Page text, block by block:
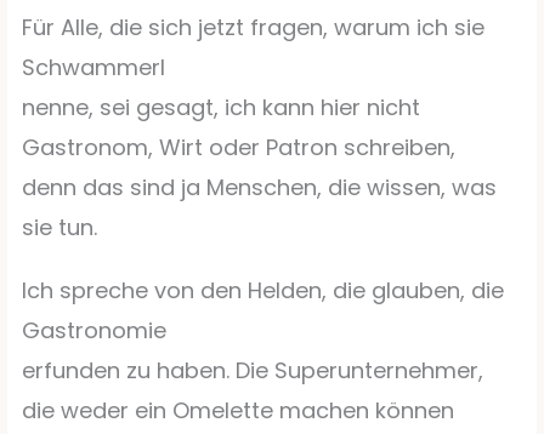
Für Alle, die sich jetzt fragen, warum ich sie
Schwammerl
nenne, sei gesagt, ich kann hier nicht
Gastronom, Wirt oder Patron schreiben,
denn das sind ja Menschen, die wissen, was
sie tun.
Ich spreche von den Helden, die glauben, die
Gastronomie
erfunden zu haben. Die Superunternehmer,
die weder ein Omelette machen können